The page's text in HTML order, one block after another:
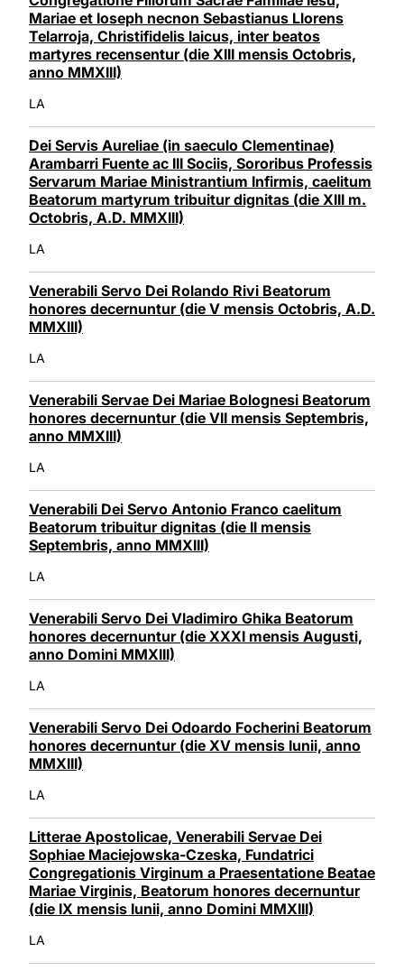
Mariae et Ioseph necnon Sebastianus Llorens
Telarroja, Christifidelis laicus, inter beatos
martyres recensentur (die XIII mensis Octobris,
anno MMXIII)
LA
Dei Servis Aureliae (in saeculo Clementinae)
Arambarri Fuente ac III Sociis, Sororibus Professis
Servarum Mariae Ministrantium Infirmis, caelitum
Beatorum martyrum tribuitur dignitas (die XIII m.
Octobris, A.D. MMXIII)
LA
Venerabili Servo Dei Rolando Rivi Beatorum
honores decernuntur (die V mensis Octobris, A.D.
MMXIII)
LA
Venerabili Servae Dei Mariae Bolognesi Beatorum
honores decernuntur (die VII mensis Septembris,
anno MMXIII)
LA
Venerabili Dei Servo Antonio Franco caelitum
Beatorum tribuitur dignitas (die II mensis
Septembris, anno MMXIII)
LA
Venerabili Servo Dei Vladimiro Ghika Beatorum
honores decernuntur (die XXXI mensis Augusti,
anno Domini MMXIII)
LA
Venerabili Servo Dei Odoardo Focherini Beatorum
honores decernuntur (die XV mensis Iunii, anno
MMXIII)
LA
Litterae Apostolicae, Venerabili Servae Dei
Sophiae Maciejowska-Czeska, Fundatrici
Congregationis Virginum a Praesentatione Beatae
Mariae Virginis, Beatorum honores decernuntur
(die IX mensis Iunii, anno Domini MMXIII)
LA